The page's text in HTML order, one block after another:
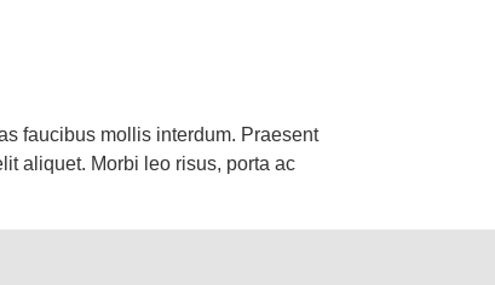
faucibus mollis interdum. Praesent
aliquet. Morbi leo risus, porta ac